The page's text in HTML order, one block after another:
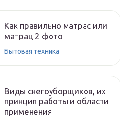
Как правильно матрас или
матрац 2 фото
Бытовая техника
Виды снегоуборщиков, их
принцип работы и области
применения